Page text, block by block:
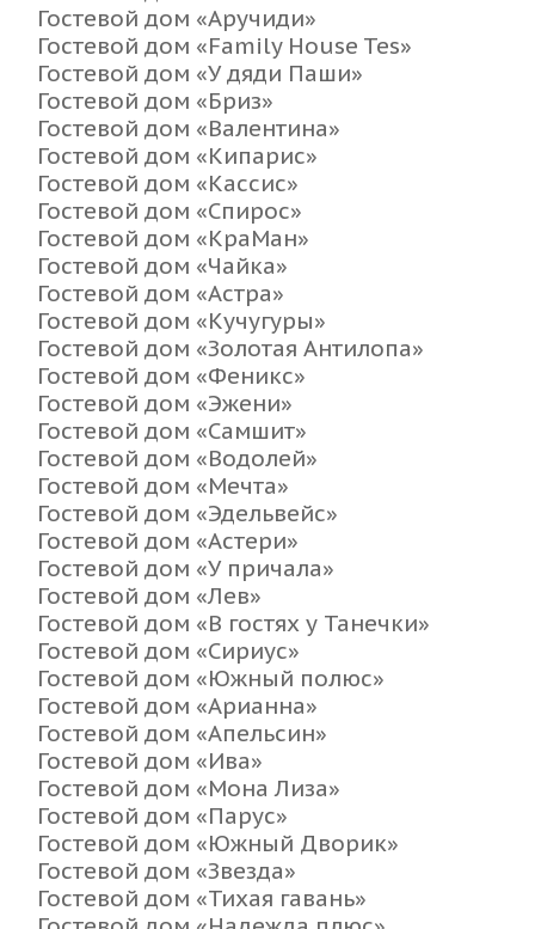
Гостевой дом «Аручиди»
Гостевой дом «Family House Tes»
Гостевой дом «У дяди Паши»
Гостевой дом «Бриз»
Гостевой дом «Валентина»
Гостевой дом «Кипарис»
Гостевой дом «Кассис»
Гостевой дом «Спирос»
Гостевой дом «КраМан»
Гостевой дом «Чайка»
Гостевой дом «Астра»
Гостевой дом «Кучугуры»
Гостевой дом «Золотая Антилопа»
Гостевой дом «Феникс»
Гостевой дом «Эжени»
Гостевой дом «Самшит»
Гостевой дом «Водолей»
Гостевой дом «Мечта»
Гостевой дом «Эдельвейс»
Гостевой дом «Астери»
Гостевой дом «У причала»
Гостевой дом «Лев»
Гостевой дом «В гостях у Танечки»
Гостевой дом «Сириус»
Гостевой дом «Южный полюс»
Гостевой дом «Арианна»
Гостевой дом «Апельсин»
Гостевой дом «Ива»
Гостевой дом «Мона Лиза»
Гостевой дом «Парус»
Гостевой дом «Южный Дворик»
Гостевой дом «Звезда»
Гостевой дом «Тихая гавань»